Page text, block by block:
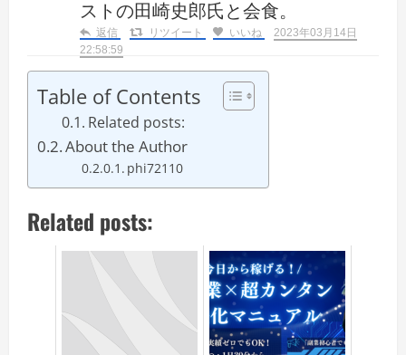
ストの田崎史郎氏と会食。
返信 リツイート いいね
2023年03月14日
22:58:59
Table of Contents
Related posts:
About the Author
phi72110
Related posts: